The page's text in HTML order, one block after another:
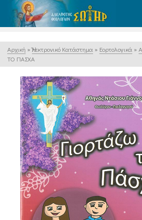
Αρχική » Ἠλεκτρονικό Κατάστημα » Εορτολογικά »
ΤΟ ΠΑΣΧΑ